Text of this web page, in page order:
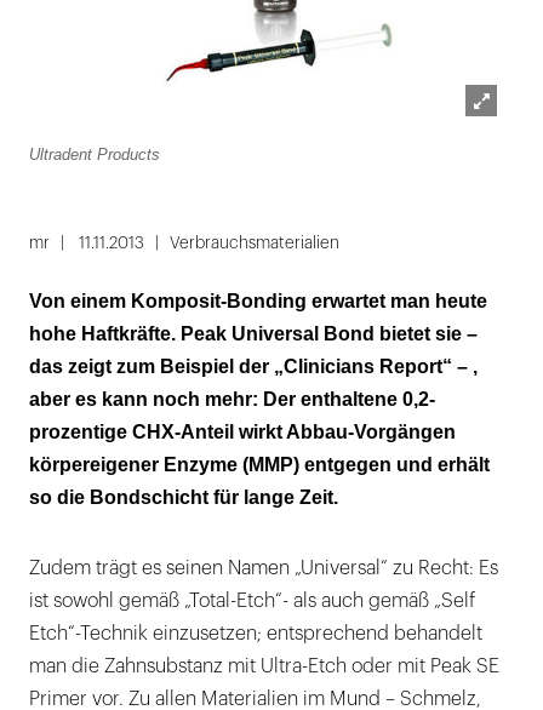
Ultradent Products
mr 11.11.2013 Verbrauchsmaterialien
Von einem Komposit-Bonding erwartet man heute
hohe Haftkräfte. Peak Universal Bond bietet sie –
das zeigt zum Beispiel der „Clinicians Report“ – ,
aber es kann noch mehr: Der enthaltene 0,2-
prozentige CHX-Anteil wirkt Abbau-Vorgängen
körpereigener Enzyme (MMP) entgegen und erhält
so die Bondschicht für lange Zeit.
Zudem trägt es seinen Namen „Universal“ zu Recht: Es
ist sowohl gemäß „Total-Etch“- als auch gemäß „Self
Etch“-Technik einzusetzen; entsprechend behandelt
man die Zahnsubstanz mit Ultra-Etch oder mit Peak SE
Primer vor. Zu allen Materialien im Mund – Schmelz,